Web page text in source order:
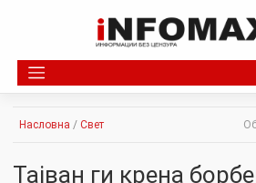
Насловна / Свет
Тајван ги крена